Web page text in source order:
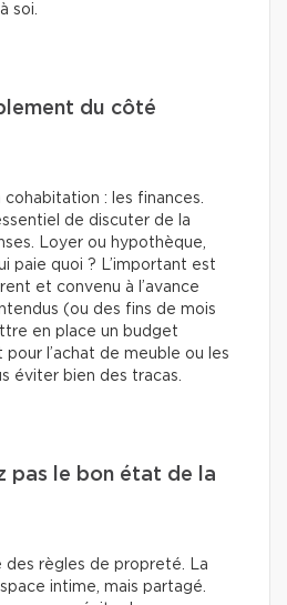
soi.
du côté
: les finances.
de discuter de la
Loyer ou hypothèque,
paie quoi ? L’important est
et convenu à l’avance
(ou des fins de mois
en place un budget
l’achat de meuble ou les
éviter bien des tracas.
pas le bon état de la
des règles de propreté. La
intime, mais partagé.